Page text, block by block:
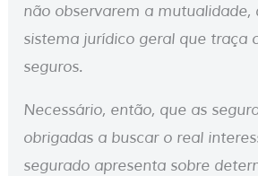
não observarem a mutualidade,
sistema jurídico geral que traça
seguros.
Necessário, então, que as
obrigadas a buscar o real
segurado apresenta sobre